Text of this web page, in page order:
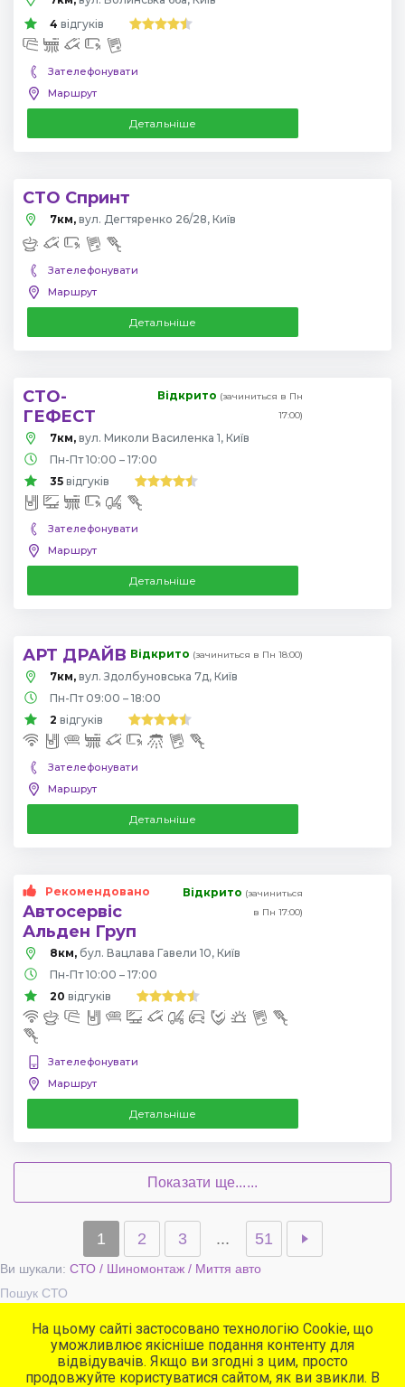
4 відгуків
Зателефонувати
Маршрут
Детальніше
СТО Спринт
7км, вул. Дегтяренко 26/28, Київ
Зателефонувати
Маршрут
Детальніше
СТО-
ГЕФЕСТ
Відкрито (зачиниться в Пн
17:00)
7км, вул. Миколи Василенка 1, Київ
Пн-Пт 10:00 – 17:00
35 відгуків
Зателефонувати
Маршрут
Детальніше
АРТ ДРАЙВ Відкрито (зачиниться в Пн 18:00)
7км, вул. Здолбуновська 7д, Київ
Пн-Пт 09:00 – 18:00
2 відгуків
Зателефонувати
Маршрут
Детальніше
Рекомендовано
Автосервіс
Альден Груп
Відкрито (зачиниться
в Пн 17:00)
8км, бул. Вацлава Гавели 10, Київ
Пн-Пт 10:00 – 17:00
20 відгуків
Зателефонувати
Маршрут
Детальніше
Показати ще......
1 2 3 ... 51
Ви шукали: СТО / Шиномонтаж / Миття авто
Пошук СТО
Популярні сервіси
СТО
Автомийки
На цьому сайті застосовано технологію Cookie, що
уможливлює якісніше подання контенту для
відвідувачів. Якщо ви згодні з цим, просто
продовжуйте користуватися сайтом, як ви звикли. В